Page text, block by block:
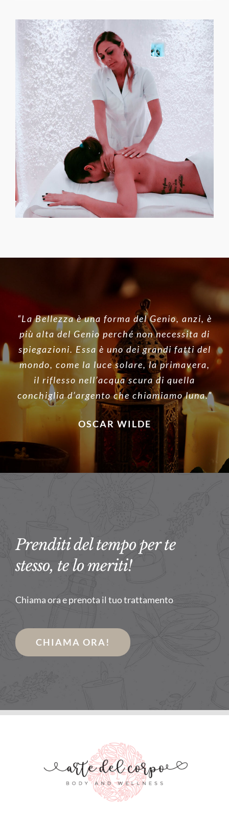
“La Bellezza è una forma del Genio, anzi, è
più alta del Genio perché non necessita di
spiegazioni. Essa è uno dei grandi fatti del
mondo, come la luce solare, la primavera,
il riflesso nell’acqua scura di quella
conchiglia d’argento che chiamiamo luna.”
OSCAR WILDE
Prenditi del tempo per te
stesso, te lo meriti!
Chiama ora e prenota il tuo trattamento
CHIAMA ORA!